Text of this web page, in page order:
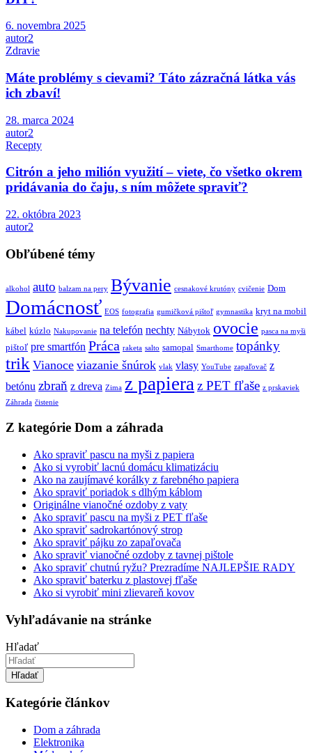
6. novembra 2025
autor2
Zdravie
Máte problémy s cievami? Táto zázračná látka vás
ich zbaví!
28. marca 2024
autor2
Recepty
Citrón a jeho milión využití – viete, čo všetko okrem
pridávania do čaju, s ním môžete spraviť?
22. októbra 2023
autor2
Obľúbené témy
alkohol auto balzam na pery Bývanie cesnakové krutóny cvičenie Dom
Domácnosť EOS fotografia gumičková pištoľ gymnastika kryt na mobil
kábel kúzlo Nakupovanie na telefón nechty Nábytok ovocie pasca na myši
pištoľ pre smartfón Práca raketa salto samopal Smarthome topánky
trik Vianoce viazanie šnúrok vlak vlasy YouTube zapaľovač z
betónu zbraň z dreva Zima z papiera z PET fľaše z prskaviek
Záhrada čistenie
Z kategórie Dom a záhrada
Ako spraviť pascu na myši z papiera
Ako si vyrobiť lacnú domácu klimatizáciu
Ako na zaujímavé korálky z farebného papiera
Ako spraviť poriadok s dlhým káblom
Originálne vianočné ozdoby z vaty
Ako spraviť pascu na myši z PET fľaše
Ako spraviť sadrokartónový strop
Ako spraviť pájku zo zapaľovača
Ako spraviť vianočné ozdoby z tavnej pištole
Ako spraviť chutnú ryžu? Prezradíme NAJLEPŠIE RADY
Ako spraviť baterku z plastovej fľaše
Ako si vyrobiť mini zlievareň kovov
Vyhľadávanie na stránke
Hľadať
Hľadať
Kategórie článkov
Dom a záhrada
Elektronika